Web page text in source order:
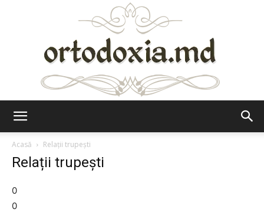
Acasă
Relații trupești
Relații trupești
0
0